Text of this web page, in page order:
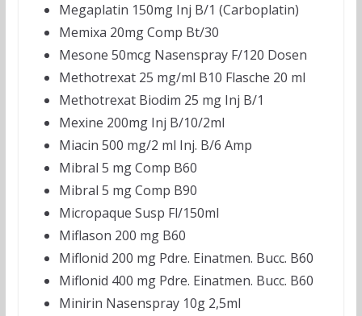
Megaplatin 150mg Inj B/1 (Carboplatin)
Memixa 20mg Comp Bt/30
Mesone 50mcg Nasenspray F/120 Dosen
Methotrexat 25 mg/ml B10 Flasche 20 ml
Methotrexat Biodim 25 mg Inj B/1
Mexine 200mg Inj B/10/2ml
Miacin 500 mg/2 ml Inj. B/6 Amp
Mibral 5 mg Comp B60
Mibral 5 mg Comp B90
Micropaque Susp Fl/150ml
Miflason 200 mg B60
Miflonid 200 mg Pdre. Einatmen. Bucc. B60
Miflonid 400 mg Pdre. Einatmen. Bucc. B60
Minirin Nasenspray 10g 2,5ml